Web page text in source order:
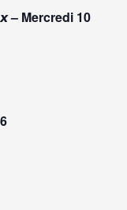
u
Mercredi 10